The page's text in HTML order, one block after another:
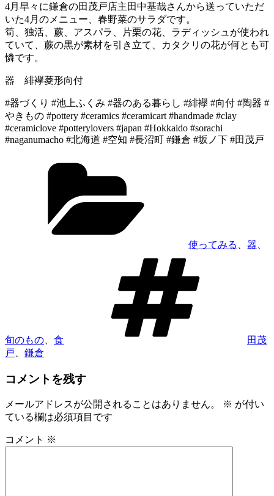
4月早々に鎌倉の田茂戸店主田中基哉さんから送っていただ
いた4月のメニュー、春野菜のサラダです。
筍、独活、蕨、アスパラ、片栗の花、ラディッシュが使われ
ていて、蕨の黒が素材を引き立て、カタクリの花が何とも可
憐です。
器 緋襷菱形向付
#器づくり #池上ふくみ #器のある暮らし #緋襷 #向付 #陶器 #
やきもの #pottery #ceramics #ceramicart #handmade #clay
#ceramiclove #potterylovers #japan #Hokkaido #sorachi
#naganumacho #北海道 #空知 #長沼町 #鎌倉 #坂ノ下 #田茂戸
使ってみる 器
旬のもの 食
田茂
戸
鎌倉
コメントを残す
メールアドレスが公開されることはありません。 ※ が付い
ている欄は必須項目です
コメント ※